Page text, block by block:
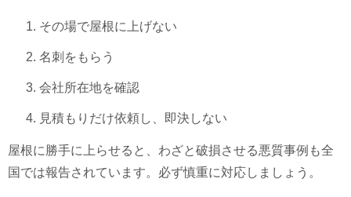
その場で屋根に上げない
名刺をもらう
会社所在地を確認
見積もりだけ依頼し、即決しない
屋根に勝手に上らせると、わざと破損させる悪質事例も全
国では報告されています。必ず慎重に対応しましょう。